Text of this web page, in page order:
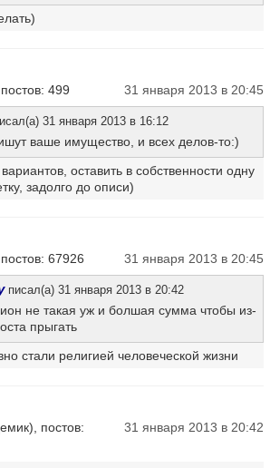
499 31 января 2013 в 20:45
31 января 2013 в 16:12
ваше имущество, и всех делов-то:)
оставить в собственности одну
задолго до описи)
67926 31 января 2013 в 20:45
писал(а) 31 января 2013 в 20:42
не такая уж и болшая сумма чтобы из-
прыгать
стали религией человеческой жизни
постов:
31 января 2013 в 20:42